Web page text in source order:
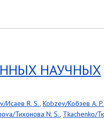
НАУЧНЫХ
Исаев R. S., Kobzev/Кобзев A. P.
Тихонова N. S., Tkachenko/